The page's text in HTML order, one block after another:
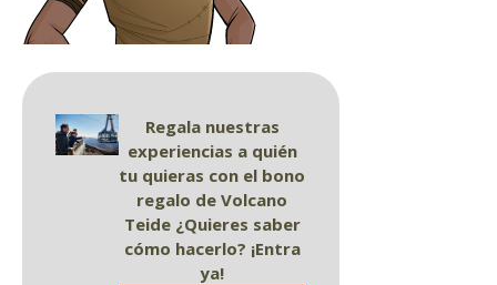
Regala nuestras
experiencias a quién
tu quieras con el bono
regalo de Volcano
Teide ¿Quieres saber
cómo hacerlo? ¡Entra
ya!